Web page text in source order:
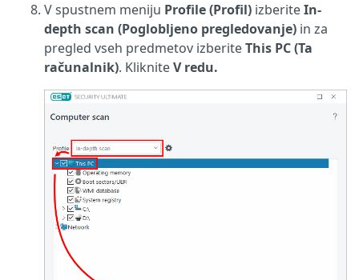
V spustnem meniju Profile (Profil) izberiteIn-
depth scan (Poglobljeno pregledovanje) in za
pregled vseh predmetov izberiteThis PC (Ta
računalnik). KlikniteV redu.